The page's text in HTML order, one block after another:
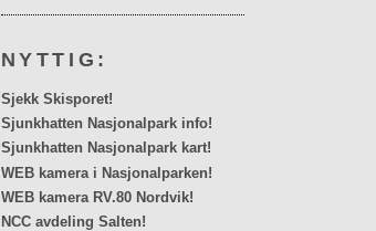
NYTTIG:
Sjekk Skisporet!
Sjunkhatten Nasjonalpark info!
Sjunkhatten Nasjonalpark kart!
WEB kamera i Nasjonalparken!
WEB kamera RV.80 Nordvik!
NCC avdeling Salten!